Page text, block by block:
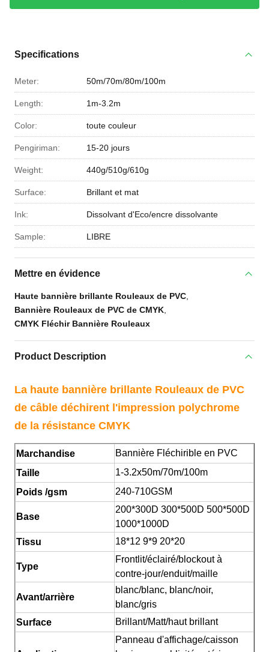
Specifications
Meter: 50m/70m/80m/100m
Length: 1m-3.2m
Color: toute couleur
Pengiriman: 15-20 jours
Weight: 440g/510g/610g
Surface: Brillant et mat
Ink: Dissolvant d'Eco/encre dissolvante
Sample: LIBRE
Mettre en évidence
Haute bannière brillante Rouleaux de PVC
Bannière Rouleaux de PVC de CMYK
CMYK Fléchir Bannière Rouleaux
Product Description
La haute bannière brillante Rouleaux de PVC
de câble déchirent l'impression polychrome
de la résistance CMYK
Marchandise
Bannière Fléchirible en PVC
Taille
1-3.2x50m/70m/100m
Poids /gsm
240-710GSM
Base
200*300D 300*500D 500*500D
1000*1000D
Tissu
18*12 9*9 20*20
Type
Frontlit/éclairé/blockout à
contre-jour/enduit/maille
Avant/arrière
blanc/blanc, blanc/noir,
blanc/gris
Surface
Brillant/Matt/haut brillant
Panneau d'affichage/caisson